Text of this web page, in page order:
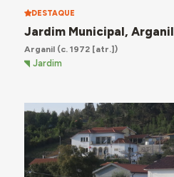
DESTAQUE
Jardim Municipal, Arganil
Arganil(c. 1972 [atr.])
Jardim